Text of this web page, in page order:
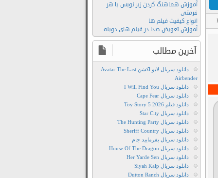
آموزش هماهنگ کردن زیر نویس با هر
فرمتی
انواع کیفیت فیلم ها
آموزش تعویض صدا در فیلم های دوبله
آخرین مطالب
دانلود سریال لایو اکشن Avatar The Last
Airbender
دانلود سریال I Will Find You
دانلود سریال Cape Fear
دانلود فیلم Toy Story 5 2026
دانلود سریال Star City
دانلود سریال The Hunting Party
دانلود سریال Sheriff Country
دانلود سریال بفرمایید جام
دانلود سریال House Of The Dragon
دانلود سریال Her Yarde Sen
دانلود سریال Siyah Kalp
دانلود سریال Dutton Ranch